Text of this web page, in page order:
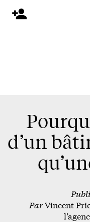
Matériaux
Environnement
À propos
Événements et
Nous joindre
d’un
ParVincent